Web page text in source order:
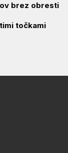
brez obresti
točkami